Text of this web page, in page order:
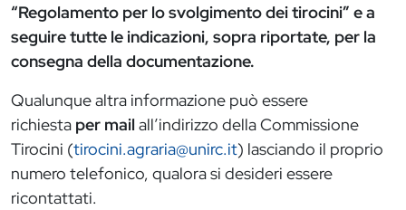
“Regolamento per lo svolgimento dei tirocini” e a
seguire tutte le indicazioni, sopra riportate, per la
consegna della documentazione.
Qualunque altra informazione può essere
richiesta per mailall’indirizzo della Commissione
Tirocini (tirocini.agraria@unirc.it) lasciando il proprio
numero telefonico, qualora si desideri essere
ricontattati.